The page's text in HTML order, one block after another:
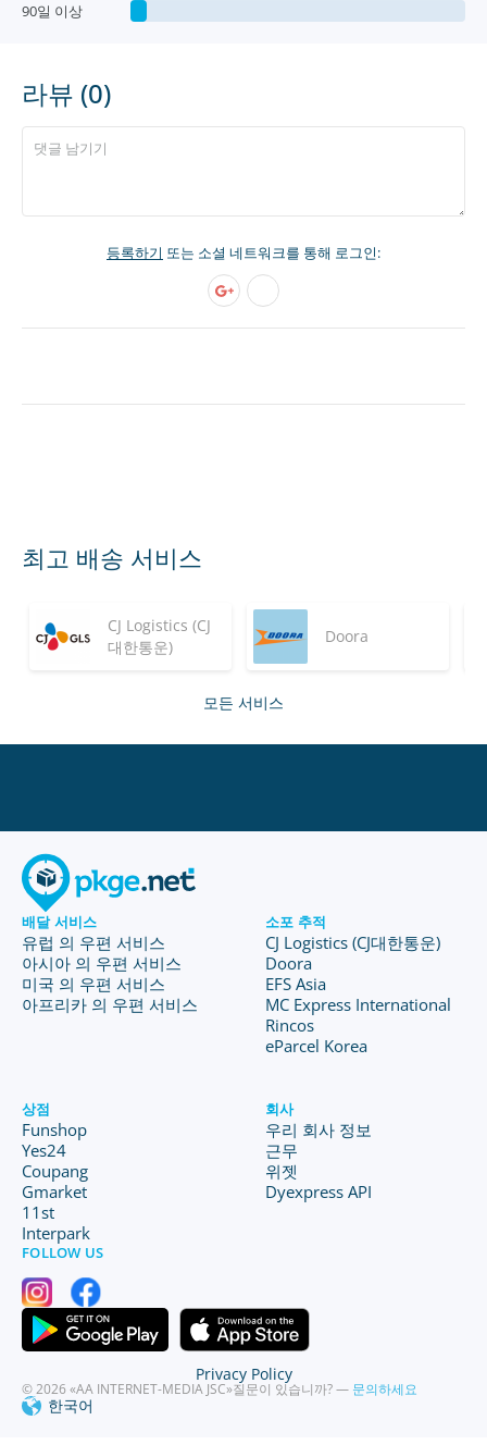
90일 이상
라뷰 (0)
등록하기 또는 소셜 네트워크를 통해 로그인:
최고 배송 서비스
CJ Logistics (CJ
대한통운)
Doora
모든 서비스
배달 서비스
유럽 의 우편 서비스
아시아 의 우편 서비스
미국 의 우편 서비스
아프리카 의 우편 서비스
소포 추적
CJ Logistics (CJ대한통운)
Doora
EFS Asia
MC Express International
Rincos
eParcel Korea
상점
Funshop
Yes24
Coupang
Gmarket
11st
Interpark
회사
우리 회사 정보
근무
위젯
Dyexpress API
FOLLOW US
© 2026 «AA INTERNET-MEDIA JSC»질문이 있습니까? — 문의하세요
한국어
Privacy Policy